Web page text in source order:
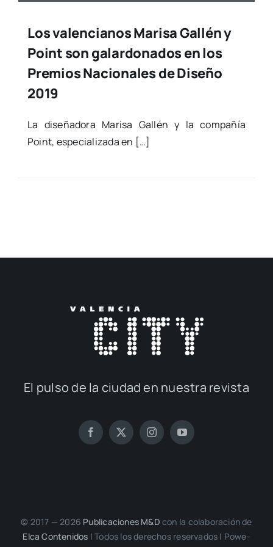
Los valencianos Marisa Gallén y
Point son galardonados en los
Premios Nacionales de Diseño
2019
La dise­ña­do­ra Mari­sa Gallén y la com­pa­ñía
Point, espe­cia­li­za­da en […]
El pul­so de la ciu­dad en nues­tra revis­ta
© 2017 — 2026 Publi­ca­cio­nes M&D con la cola­bo­ra­ción de
Elca Con­te­ni­dos | Todos los dere­chos reser­va­dos | Powe­